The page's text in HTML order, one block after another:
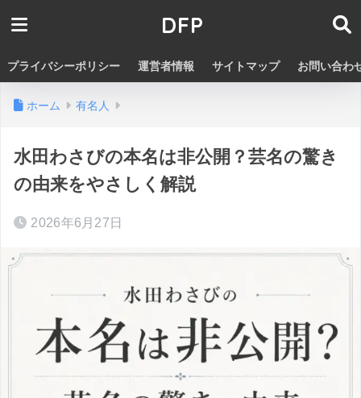
DFP
プライバシーポリシー 運営者情報 サイトマップ お問い合わ
ホーム 有名人
水田わさびの本名は非公開？芸名の驚き
の由来をやさしく解説
2026年6月27日